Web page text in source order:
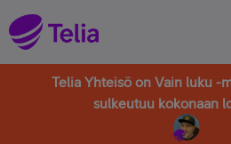
Telia Yhteisö on Vain luku -
sulkeutuu kokonaan